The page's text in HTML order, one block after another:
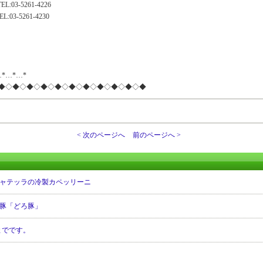
5261-4226
5261-4230
< 次のページへ 前のページへ >
テッラの冷製カペッリーニ
「どろ豚」
です。